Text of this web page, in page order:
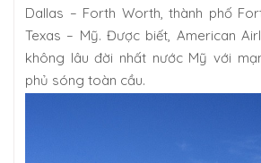
Dallas – Forth Worth, thành phố
Texas – Mỹ. Được biết, American
không lâu đời nhất nước Mỹ với
phủ sóng toàn cầu.